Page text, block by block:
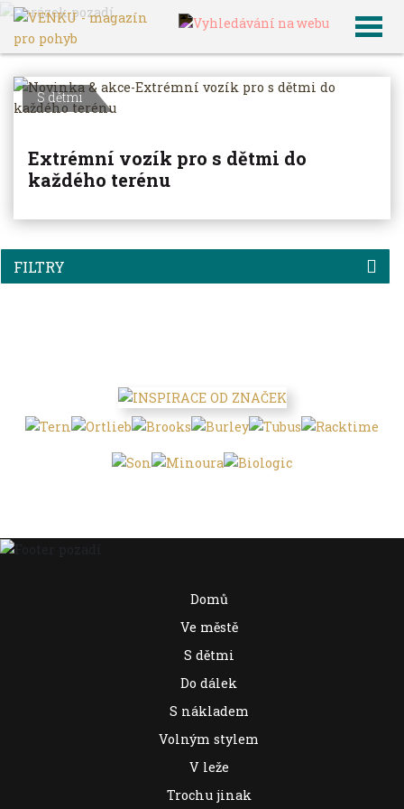
VENKU Archiv článků
FILTRY
S dětmi
Extrémní vozík pro s dětmi do
každého terénu
Domů
Ve městě
S dětmi
Do dálek
S nákladem
Volným stylem
V leže
Trochu jinak